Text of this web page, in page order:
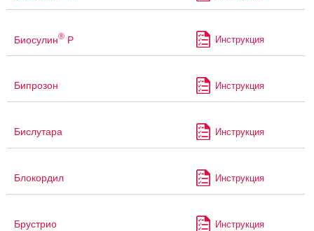
Биосулин® Р Инструкция
Бипрозон Инструкция
Бислутара Инструкция
Блокордил Инструкция
Брустрио Инструкция